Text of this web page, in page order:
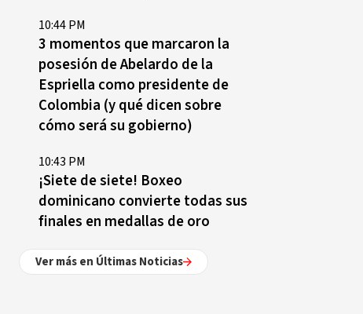
10:44 PM
3 momentos que marcaron la
posesión de Abelardo de la
Espriella como presidente de
Colombia (y qué dicen sobre
cómo será su gobierno)
10:43 PM
¡Siete de siete! Boxeo
dominicano convierte todas sus
finales en medallas de oro
Ver más en Últimas Noticias